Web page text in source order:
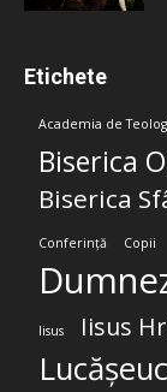
Etichete
Academia de
Biserica
Biserica
Conferință Copii
Iisus Iisus